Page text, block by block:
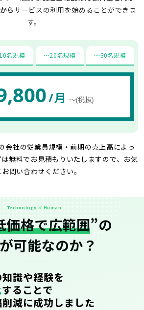
ら サービスの利用を始めることができま
す。
名規模 〜20名規模 〜30名規模
/月 〜(税抜)
会社の従業員規模・前期の売上高によっ
は無料でお見積もりいたしますので、お気
問い合わせください。
Technology × Human
価格で広範囲”の
可能なのか？
識や経験を
することで
減に成功しました